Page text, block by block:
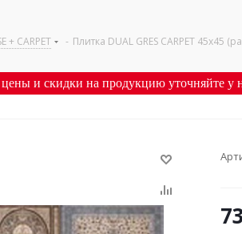
+ CARPET - Плитка DUAL GRES CARPET
и скидки на продукцию уточняйте у